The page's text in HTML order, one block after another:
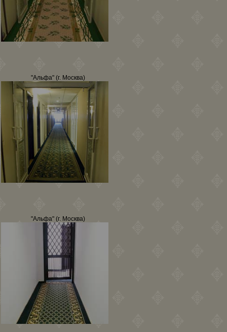
"Альфа" (г. Москва)
"Альфа" (г. Москва)